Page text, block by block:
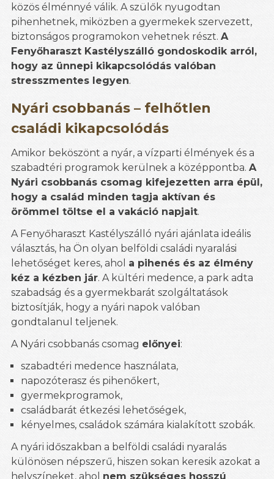
közös élménnyé válik. A szülők nyugodtan
pihenhetnek, miközben a gyermekek szervezett,
biztonságos programokon vehetnek részt. A
Fenyőharaszt Kastélyszálló gondoskodik arról,
hogy az ünnepi kikapcsolódás valóban
stresszmentes legyen.
Nyári csobbanás – felhőtlen
családi kikapcsolódás
Amikor beköszönt a nyár, a vízparti élmények és a
szabadtéri programok kerülnek a középpontba. A
Nyári csobbanás csomag kifejezetten arra épül,
hogy a család minden tagja aktívan és
örömmel töltse el a vakáció napjait.
A Fenyőharaszt Kastélyszálló nyári ajánlata ideális
választás, ha Ön olyan belföldi családi nyaralási
lehetőséget keres, ahol a pihenés és az élmény
kéz a kézben jár. A kültéri medence, a park adta
szabadság és a gyermekbarát szolgáltatások
biztosítják, hogy a nyári napok valóban
gondtalanul teljenek.
A Nyári csobbanás csomag előnyei:
szabadtéri medence használata,
napozóterasz és pihenőkert,
gyermekprogramok,
családbarát étkezési lehetőségek,
kényelmes, családok számára kialakított szobák.
A nyári időszakban a belföldi családi nyaralás
különösen népszerű, hiszen sokan keresik azokat a
helyszíneket, ahol nem szükséges hosszú